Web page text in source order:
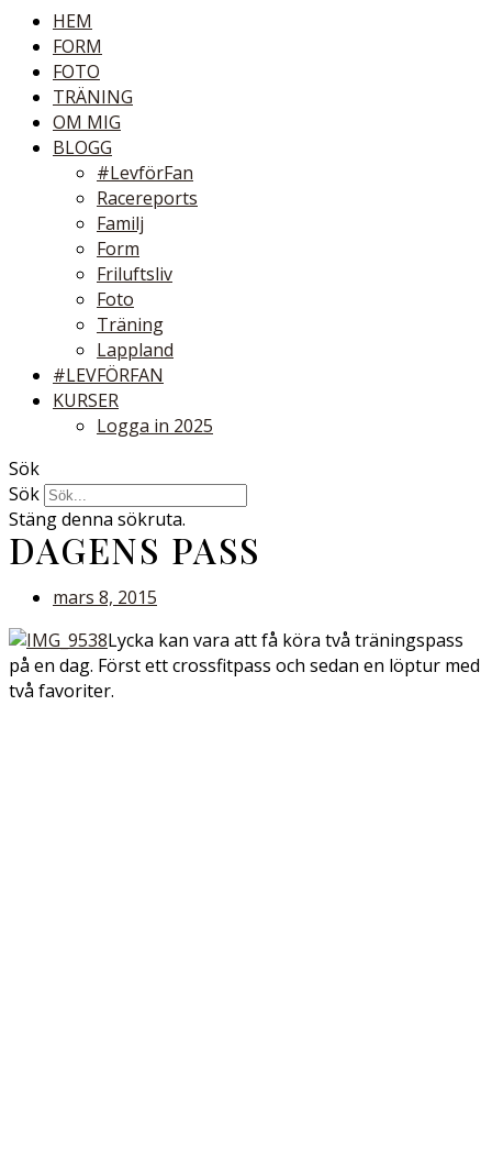
HEM
FORM
FOTO
TRÄNING
OM MIG
BLOGG
#LevförFan
Racereports
Familj
Form
Friluftsliv
Foto
Träning
Lappland
#LEVFÖRFAN
KURSER
Logga in 2025
Sök
Sök
Stäng denna sökruta.
DAGENS PASS
mars 8, 2015
Lycka kan vara att få köra två träningspass
på en dag. Först ett crossfitpass och sedan en löptur med
två favoriter.